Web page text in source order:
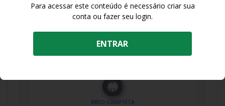
Nº
20
Nº
32
MEIO-CAMPISTA
Para acessar este conteúdo é necessário criar sua
conta ou fazer seu login.
ENTRAR